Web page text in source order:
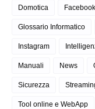
Domotica Facebook
Glossario Informatico
Instagram
Manuali News
Sicurezza
Tool online e WebApp